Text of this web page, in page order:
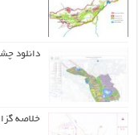
دانلود
خلاصه